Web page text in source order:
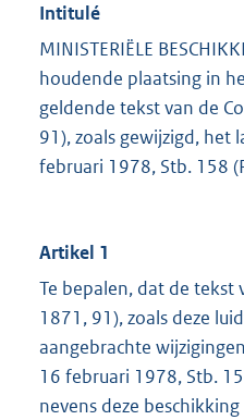
Intitulé
MINISTERIËLE
houdende plaatsing in
geldende tekst van de
91), zoals gewijzigd, het
februari 1978, Stb. 158
Artikel 1
Te bepalen, dat de tekst
1871, 91), zoals deze
aangebrachte
16 februari 1978, Stb.
nevens deze